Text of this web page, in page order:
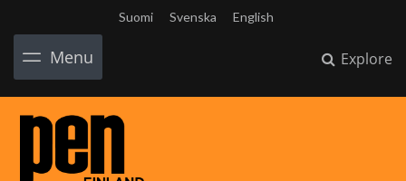
Suomi Svenska English
Menu Explore